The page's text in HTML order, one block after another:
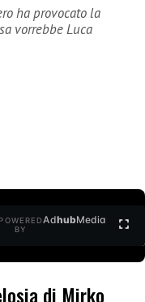
ha provocato la
vorrebbe Luca
POWERED
BY
AdhubMedia
di Mirko